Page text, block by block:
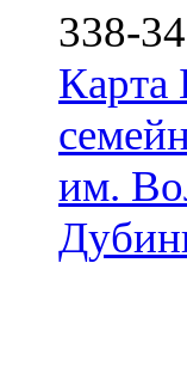
338-
Карта
им.